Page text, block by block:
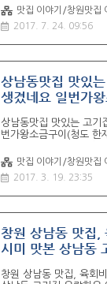
져다 드시면 ..
다고 해서 다녀왔습니다.
도 방영된 곳이라고 해요
이찌 한번 만나보실게요
에 위치해있어요. 주차는
습. 일본식 개인화로 양
이 점 이찌 내부 인테리
크지않은 공간. 가운데
요. 군데군데 칸막이가
하시면 될거같구요 ㅎ
4..
맛집 이야기/창원맛집
2017. 7. 24. 09:56
상남동맛집 맛있
생겼네요 일번가
상남동맛집 맛있는 고기
번가왕소금구이(청도 한
라지는곳. 그외 술집이나
의 음식점들도 이런일들
창원 상남동이에요. 여기
맛집이 되어서 인기를 누
비스까지 삼박자를 갖춘
바에 청도 한재미나리
상남동 일번가왕소금구
맛있는 상남동회식장소-
맛집 이야기/창원맛집
2017. 3. 19. 23:35
창원 상남동 맛집,
시미 맛본 상남동
창원 상남동 맛집, 육회